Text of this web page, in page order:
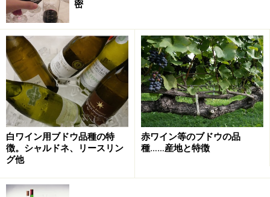
密
白ワイン用ブドウ品種の特
徴。シャルドネ、リースリン
グ他
赤ワイン等のブドウの品
種……産地と特徴